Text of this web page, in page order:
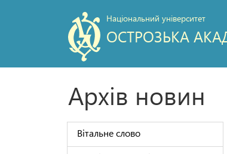
Національний університет
ОСТРОЗЬКА
Архів новин
Вітальне слово